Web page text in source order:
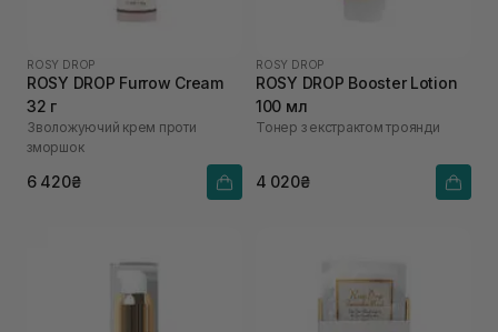
ROSY DROP
ROSY DROP Furrow Cream
32 г
Зволожуючий крем проти
зморшок
6 420₴
ROSY DROP
ROSY DROP Booster Lotion
100 мл
Тонер з екстрактом троянди
4 020₴